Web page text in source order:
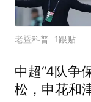
老曁科普 1跟贴
中超“4队争
松，申花和